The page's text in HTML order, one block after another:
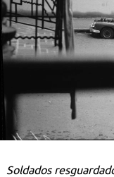
Soldados